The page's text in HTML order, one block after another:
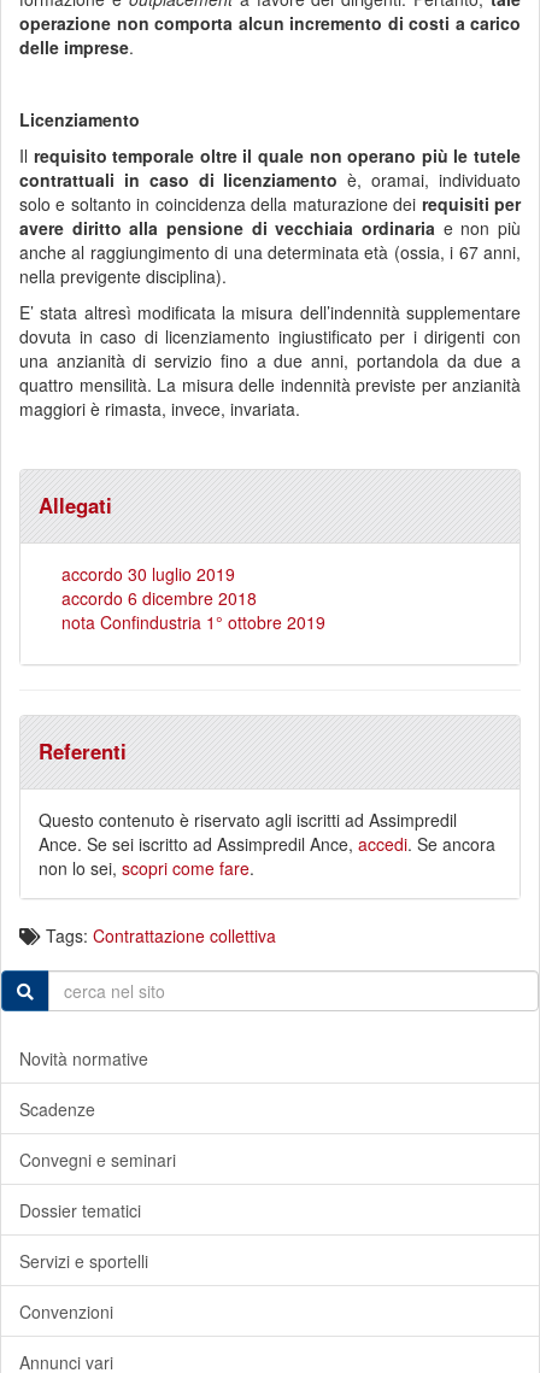
operazione non comporta alcun incremento di costi a carico
delle imprese.
Licenziamento
Il requisito temporale oltre il quale non operano più le tutele
contrattuali in caso di licenziamento è, oramai, individuato
solo e soltanto in coincidenza della maturazione dei requisiti per
avere diritto alla pensione di vecchiaia ordinaria e non più
anche al raggiungimento di una determinata età (ossia, i 67 anni,
nella previgente disciplina).
E’ stata altresì modificata la misura dell’indennità supplementare
dovuta in caso di licenziamento ingiustificato per i dirigenti con
una anzianità di servizio fino a due anni, portandola da due a
quattro mensilità. La misura delle indennità previste per anzianità
maggiori è rimasta, invece, invariata.
Allegati
accordo 30 luglio 2019
accordo 6 dicembre 2018
nota Confindustria 1° ottobre 2019
Referenti
Questo contenuto è riservato agli iscritti ad Assimpredil
Ance. Se sei iscritto ad Assimpredil Ance, accedi. Se ancora
non lo sei, scopri come fare.
Tags: Contrattazione collettiva
Novità normative
Scadenze
Convegni e seminari
Dossier tematici
Servizi e sportelli
Convenzioni
Annunci vari